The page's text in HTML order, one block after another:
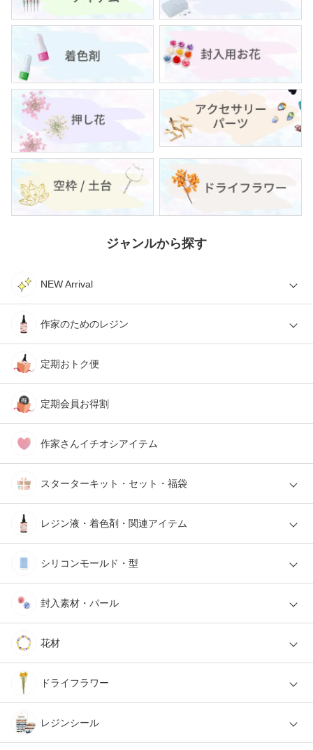
ジャンルから探す
NEW Arrival
作家のためのレジン
定期おトク便
定期会員お得割
作家さんイチオシアイテム
スターターキット・セット・福袋
レジン液・着色剤・関連アイテム
シリコンモールド・型
封入素材・パール
花材
ドライフラワー
レジンシール